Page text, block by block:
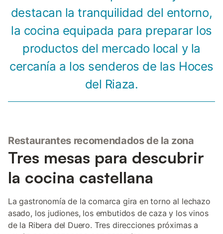
destacan la tranquilidad del entorno,
la cocina equipada para preparar los
productos del mercado local y la
cercanía a los senderos de las Hoces
del Riaza.
Restaurantes recomendados de la zona
Tres mesas para descubrir
la cocina castellana
La gastronomía de la comarca gira en torno al lechazo
asado, los judiones, los embutidos de caza y los vinos
de la Ribera del Duero. Tres direcciones próximas a